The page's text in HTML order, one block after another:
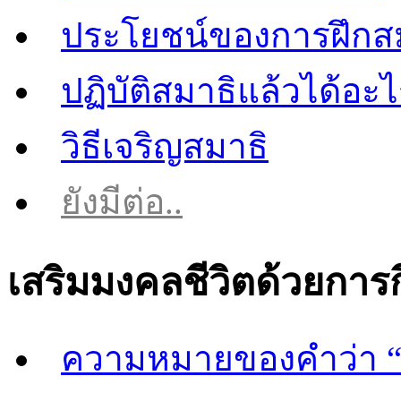
ประโยชน์ของการฝึก
ปฏิบัติสมาธิแล้วได้อะ
วิธีเจริญสมาธิ
ยังมีต่อ..
เสริมมงคลชีวิตด้วยการ
ความหมายของคำว่า “